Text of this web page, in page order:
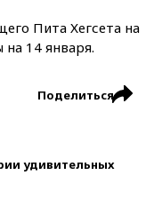
Пита Хегсета на
на 14 января.
Поделиться
удивительных